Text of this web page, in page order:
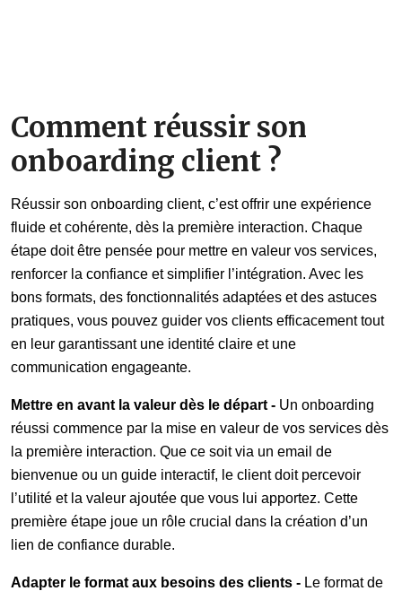
Comment réussir son
onboarding client ?
Réussir son onboarding client, c’est offrir une expérience
fluide et cohérente, dès la première interaction. Chaque
étape doit être pensée pour mettre en valeur vos services,
renforcer la confiance et simplifier l’intégration. Avec les
bons formats, des fonctionnalités adaptées et des astuces
pratiques, vous pouvez guider vos clients efficacement tout
en leur garantissant une identité claire et une
communication engageante.
Mettre en avant la valeur dès le départ - Un onboarding
réussi commence par la mise en valeur de vos services dès
la première interaction. Que ce soit via un email de
bienvenue ou un guide interactif, le client doit percevoir
l’utilité et la valeur ajoutée que vous lui apportez. Cette
première étape joue un rôle crucial dans la création d’un
lien de confiance durable.
Adapter le format aux besoins des clients - Le format de